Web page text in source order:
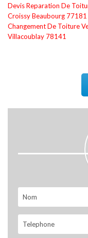
Devis Reparation De
Croissy Beaubourg 77181
Changement De Toiture
Villacoublay 78141